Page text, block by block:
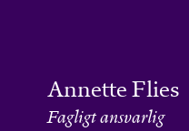
Annette Flies
Fagligt ansvarlig